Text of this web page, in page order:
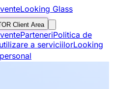
Looking Glass
Client Area
ParteneriPolitica de
a serviciilorLooking